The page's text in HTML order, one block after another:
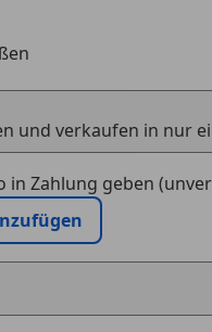
sowie
und verkaufen in nur
in Zahlung geben